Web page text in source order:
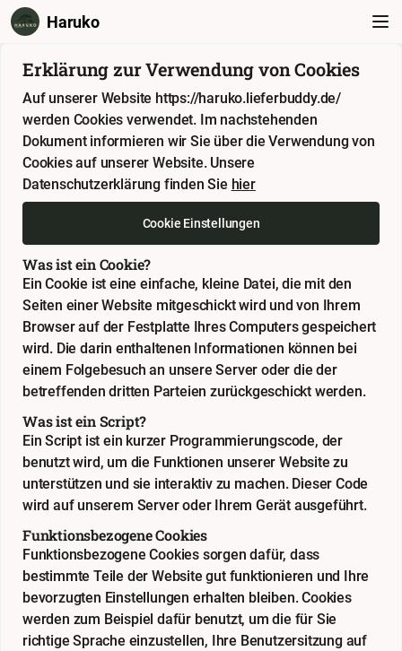
Haruko
Erklärung zur Verwendung von Cookies
Auf unserer Website https://haruko.lieferbuddy.de/
werden Cookies verwendet. Im nachstehenden
Dokument informieren wir Sie über die Verwendung von
Cookies auf unserer Website. Unsere
Datenschutzerklärung finden Sie hier
Cookie Einstellungen
Was ist ein Cookie?
Ein Cookie ist eine einfache, kleine Datei, die mit den
Seiten einer Website mitgeschickt wird und von Ihrem
Browser auf der Festplatte Ihres Computers gespeichert
wird. Die darin enthaltenen Informationen können bei
einem Folgebesuch an unsere Server oder die der
betreffenden dritten Parteien zurückgeschickt werden.
Was ist ein Script?
Ein Script ist ein kurzer Programmierungscode, der
benutzt wird, um die Funktionen unserer Website zu
unterstützen und sie interaktiv zu machen. Dieser Code
wird auf unserem Server oder Ihrem Gerät ausgeführt.
Funktionsbezogene Cookies
Funktionsbezogene Cookies sorgen dafür, dass
bestimmte Teile der Website gut funktionieren und Ihre
bevorzugten Einstellungen erhalten bleiben. Cookies
werden zum Beispiel dafür benutzt, um die für Sie
richtige Sprache einzustellen, Ihre Benutzersitzung auf